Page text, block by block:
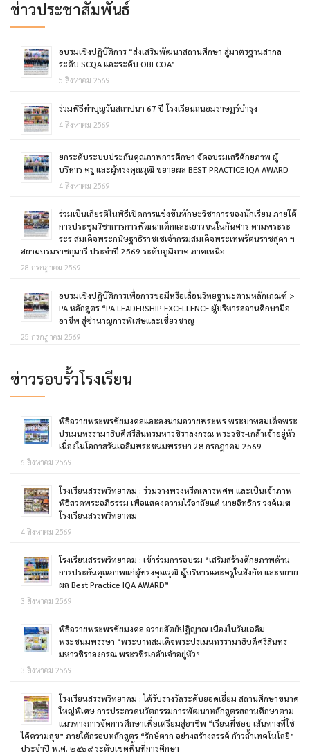
ข่าวประชาสัมพันธ์
อบรมเชิงปฏิบัติการ “ส่งเสริมพัฒนาสถานศึกษา สู่มาตรฐานสากล
ระดับ SCQA และระดับ OBECOA”
5 สิงหาคม 2569
ร่วมพิธีทำบุญวันสถาปนา 67 ปี โรงเรียนถนอมราษฎร์บำรุง
4 สิงหาคม 2569
ยกระดับระบบประกันคุณภาพการศึกษา จัดอบรมเสริศักยภาพ ผู้
บริหาร ครู และผู้ทรงคุณวุฒิ ขยายผล BEST PRACTICE IQA AWARD
4 สิงหาคม 2569
ร่วมเป็นเกียรติในพิธีเปิดการแข่งขันทักษะวิชาการของนักเรียน ภายใต้
การประชุมวิชาการการพัฒนาเด็กและเยาวขนในกันศาร ตามพระระ
ระร สมเด็จพระกนิษฐาธิราชเชเจ้ากรมสมเด็จพระเทพรัตนราชสุดา ฯ
สยามบรมราชกุมารี ประจำปี 2569 ระดับภูมิภาค ภาคเหนือ
28 กรกฎาคม 2569
อบรมเชิงปฏิบัติการเพื่อการขอมีหรือเลื่อนวิทยฐานะตามหลักเกณฑ์ >
PA หลักสูตร “PA LEADERSHIP EXCELLENCE ผู้บริหารสถานศึกษามือ
อาชีพ สู่ซ่านาญการพิเศษและเชี่ยวชาญ
25 กรกฎาคม 2569
ข่าวรอบรั้วโรงเรียน
พิธีถวายพระพรชัยมงคลและลงนามถวายพระพร พระบาทสมเด็จพระ
ปรเมนทรรามาธิบดีศรีสินทรมหาวชิราลงกรณ พระวชิร-เกล้าเจ้าอยู่หัว
เนื่องในโอกาสวันเฉลิมพระชนมพรรษา 28 กรกฎาคม 2569
6 สิงหาคม 2569
โรงเรียนสรรพวิทยาคม : ร่วมวางพวงหรีดเคารพศพ และเป็นเจ้าภาพ
พิธีสวดพระอภิธรรม เพื่อแสดงความไว้อาลัยแด่ นายอิทธิกร วงค์เมฆ
โรงเรียนสรรพวิทยาคม
4 สิงหาคม 2569
โรงเรียนสรรพวิทยาคม : เข้าร่วมการอบรม “เสริมสร้างศักยภาพด้าน
การประกันคุณภาพแก่ผู้ทรงคุณวุฒิ ผู้บริหารและครูในสังกัด และขยาย
ผล Best Practice IQA AWARD”
3 สิงหาคม 2569
พิธีถวายพระพรชัยมงคล ถวายสัตย์ปฏิญาณ เนื่องในวันเฉลิม
พระชนมพรรษา “พระบาทสมเด็จพระปรเมนทรรามาธิบดีศรีสินทร
มหาวชิราลงกรณ พระวชิรเกล้าเจ้าอยู่หัว”
3 สิงหาคม 2569
โรงเรียนสรรพวิทยาคม : ได้รับรางวัลระดับยอดเยี่ยม สถานศึกษาขนาด
ใหญ่พิเศษ การประกวดนวัตกรรมการพัฒนาหลักสูตรสถานศึกษาตาม
แนวทางการจัดการศึกษาเพื่อเตรียมสู่อาชีพ “เรียนที่ชอบ เส้นทางที่ใช่
ได้ความสุข” ภายใต้กรอบหลักสูตร “รักษ์ตาก อย่างสร้างสรรค์ ก้าวล้ำเทคโนโลยี”
ประจำปี พ.ศ. ๒๕๖๙ ระดับเขตพื้นที่การศึกษา